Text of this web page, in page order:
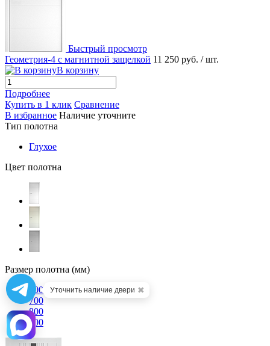
Быстрый просмотр
Геометрия-4 с магнитной защелкой 11 250 руб. / шт.
В корзину
Подробнее
Купить в 1 клик Сравнение
В избранное Наличие уточните
Тип полотна
Глухое
Цвет полотна
Размер полотна (мм)
600
700
800
900
Уточнить наличие двери ✖